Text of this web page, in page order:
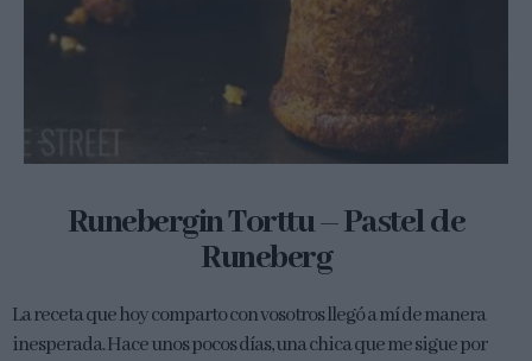
Runebergin Torttu – Pastel de
Runeberg
La receta que hoy comparto con vosotros llegó a mí de manera
inesperada. Hace unos pocos días, una chica que me sigue por